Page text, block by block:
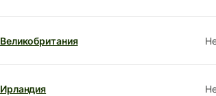
Великобритания
Ирландия